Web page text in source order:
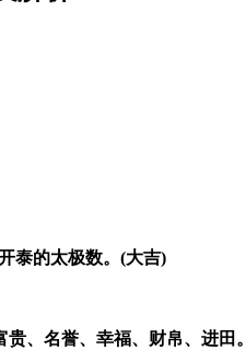
泰的太极数。(大吉)
、名誉、幸福、财帛、进田。